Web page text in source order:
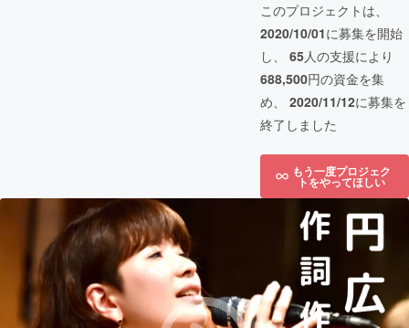
このプロジェクトは、
2020/10/01に募集を開始
し、 65人の支援により
688,500円の資金を集
め、 2020/11/12に募集を
終了しました
もう一度プロジェク
トをやってほしい